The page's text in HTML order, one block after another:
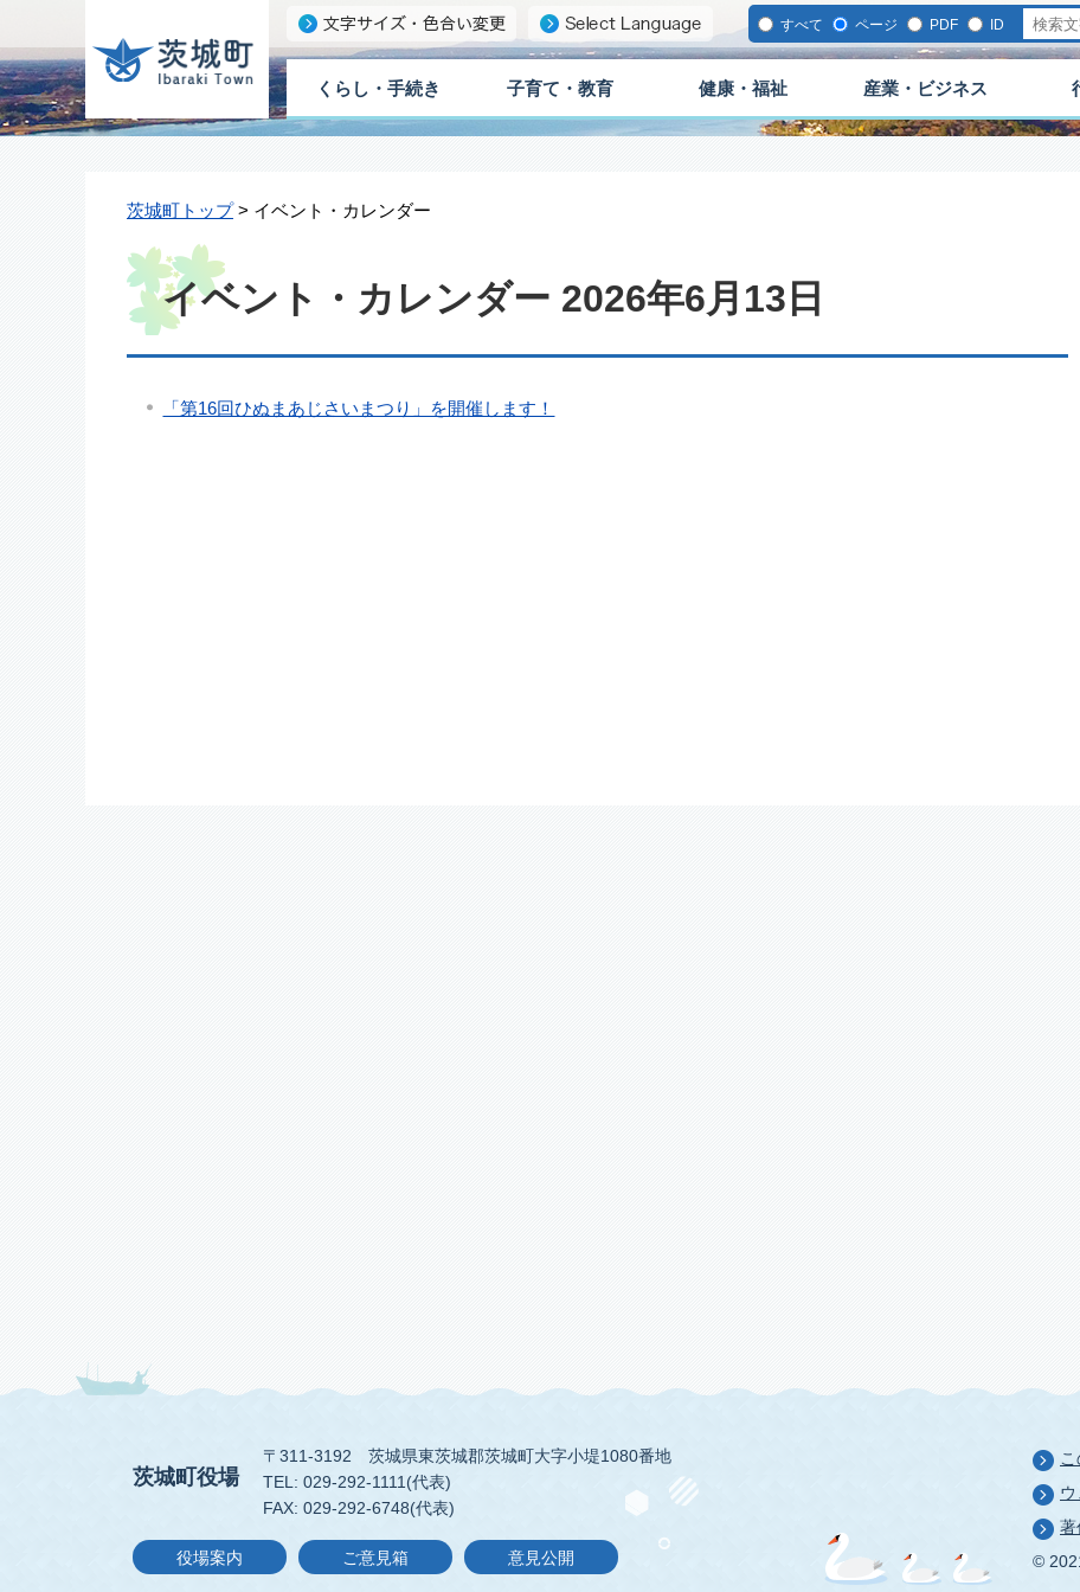
すべて ページ PDF ID
くらし・手続き 子育て・教育 健康・福祉 産業・ビジネス
茨城町トップ> イベント・カレンダー
イベント・カレンダー 2026年6月13日
「第16回ひぬまあじさいまつり」を開催します！
茨城町役場
〒311-3192
茨城県東茨城郡茨城町大字小堤1080番地
TEL: 029-292-1111(代表)
FAX: 029-292-6748(代表)
役場案内 ご意見箱 意見公開
ウ
著
©